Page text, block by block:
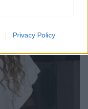
Privacy Policy